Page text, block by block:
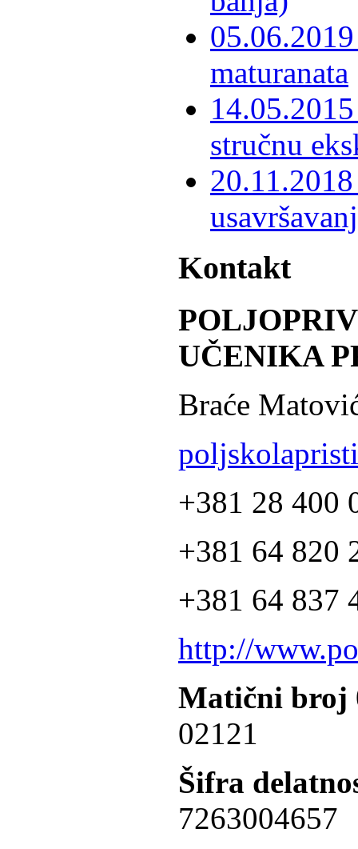
maturanata
stručnu
Kontakt
UČENIKA
Braće
+381 28 400
+381 64 820
+381 64 837
http://
Matični broj
02121
Šifra
7263004657